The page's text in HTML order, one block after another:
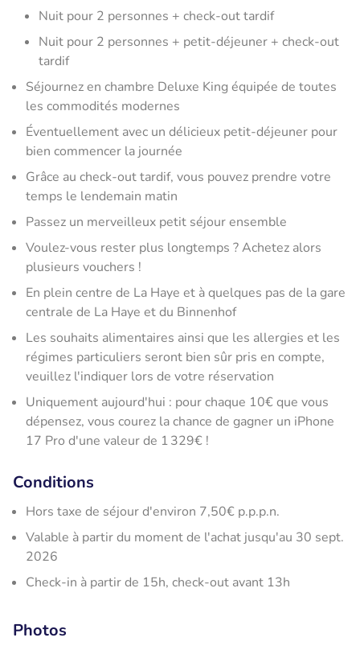
Nuit pour 2 personnes + check-out tardif
Nuit pour 2 personnes + petit-déjeuner + check-out
tardif
Séjournez en chambre Deluxe King équipée de toutes
les commodités modernes
Éventuellement avec un délicieux petit-déjeuner pour
bien commencer la journée
Grâce au check-out tardif, vous pouvez prendre votre
temps le lendemain matin
Passez un merveilleux petit séjour ensemble
Voulez-vous rester plus longtemps ? Achetez alors
plusieurs vouchers !
En plein centre de La Haye et à quelques pas de la gare
centrale de La Haye et du Binnenhof
Les souhaits alimentaires ainsi que les allergies et les
régimes particuliers seront bien sûr pris en compte,
veuillez l'indiquer lors de votre réservation
Uniquement aujourd'hui : pour chaque 10€ que vous
dépensez, vous courez la chance de gagner un iPhone
17 Pro d'une valeur de 1 329€ !
Conditions
Hors taxe de séjour d'environ 7,50€ p.p.p.n.
Valable à partir du moment de l'achat jusqu'au 30 sept.
2026
Check-in à partir de 15h, check-out avant 13h
Photos